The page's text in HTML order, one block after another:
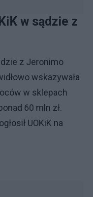
w sądzie z
z Jeronimo
wskazywała
w sklepach
60 mln zł.
UOKiK na